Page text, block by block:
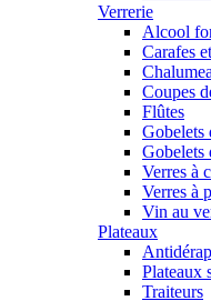
Verrerie
Alcool
Carafes
Coupes
Flûtes
Gobelets
Gobelets
Verres à
Verres à
Vin au
Plateaux
Plateaux
Traiteurs